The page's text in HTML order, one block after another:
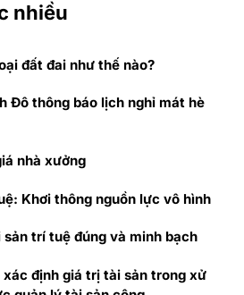
nhiều
đất đai như thế nào?
Đô thông báo lịch nghỉ mát hè
nhà xưởng
Khơi thông nguồn lực vô hình
trí tuệ đúng và minh bạch
xác định giá trị tài sản trong xử